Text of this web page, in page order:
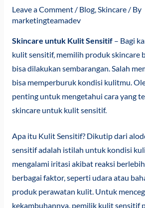
Leave a Comment / Blog,Skincare/ By
marketingteamadev
Skincare untuk Kulit Sensitif– Bagi
kulit sensitif, memilih produk skincare
bisa dilakukan sembarangan. Salah
bisa memperburuk kondisi kulitmu.
penting untuk mengetahui cara yang
skincare untuk kulit sensitif.
Apa itu Kulit Sensitif? Dikutip dari
sensitifadalah istilah untuk kondisi
mengalami iritasi akibat reaksi
berbagai faktor, seperti udara atau
produk perawatan kulit. Untuk
kekambuhannya, pemilik kulit sensitif